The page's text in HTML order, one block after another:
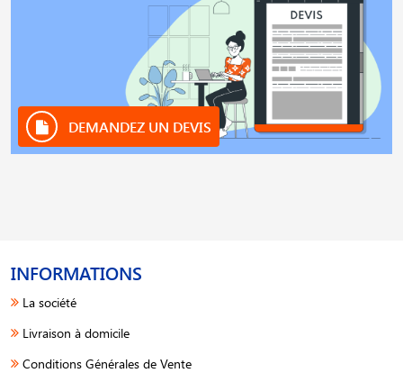
DEMANDEZ UN DEVIS
INFORMATIONS
La société
Livraison à domicile
Conditions Générales de Vente